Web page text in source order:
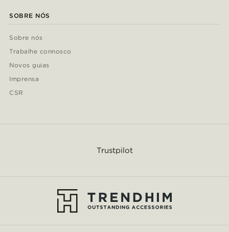
SOBRE NÓS
Sobre nós
Trabalhe connosco
Novos guias
Imprensa
CSR
Trustpilot